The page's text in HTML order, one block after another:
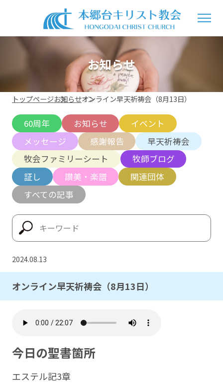
お知らせ
トップページお知らせオンライン早天祈祷会（8月13日）
60周年 お知らせ
イベント
メッセージ
感謝報告
早天祈祷会
牧会ファミリーシート
牧師ブログ
証し
讃美・楽譜
関連団体
すべての記事
2024.08.13
オンライン早天祈祷会（8月13日）
今日の聖書箇所
エステル記3章